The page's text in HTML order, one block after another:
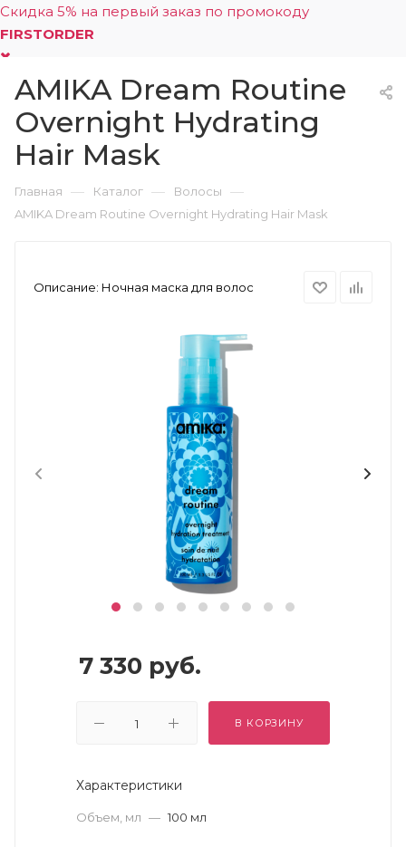
Скидка 5% на первый заказ по промокоду
FIRSTORDER
0
AMIKA Dream Routine
Overnight Hydrating
Hair Mask
Главная — Каталог — Волосы —
AMIKA Dream Routine Overnight Hydrating Hair Mask
Описание: Ночная маска для волос
7 330 руб.
В КОРЗИНУ
Характеристики
Объем, мл — 100 мл